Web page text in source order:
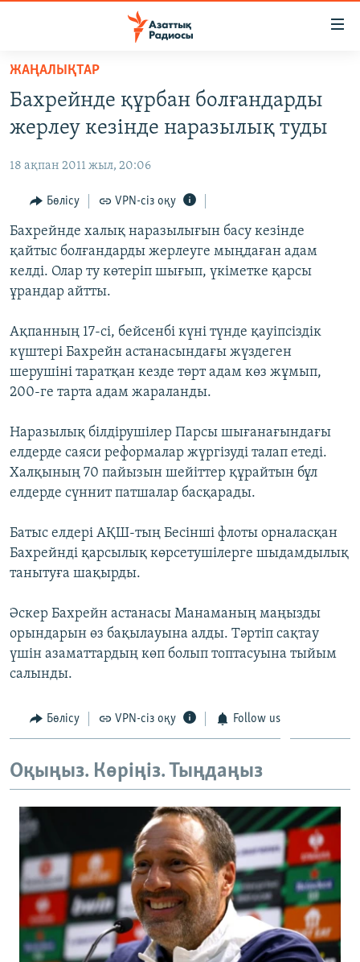
Skip
main
content
to
Navigation
Skip
to
Search
САЯСАТ
AZATTYQTV
ҚАҢТАР ОҚИҒАСЫ
АДАМ ҚҰҚЫҚТАРЫ
ӘЛЕУМЕТ
ӘЛЕМ
АРНАЙЫ ЖОБАЛАР
Русский
ЖАЗЫЛЫҢЫЗ
Басқа тілдерде
ЖАҢАЛЫҚТАР
Бахрейнде құрбан болғандарды
жерлеу кезінде наразылық туды
18 ақпан 2011 жыл, 20:06
Бөлісу VPN-сіз оқу
Бахрейнде халық наразылығын басу кезінде
қайтыс болғандарды жерлеуге мыңдаған адам
келді. Олар ту көтеріп шығып, үкіметке қарсы
ұрандар айтты.
Ақпанның 17-сі, бейсенбі күні түнде қауіпсіздік
күштері Бахрейн астанасындағы жүздеген
шерушіні таратқан кезде төрт адам көз жұмып,
200-ге тарта адам жараланды.
Наразылық білдірушілер Парсы шығанағындағы
елдерде саяси реформалар жүргізуді талап етеді.
Халқының 70 пайызын шейіттер құрайтын бұл
елдерде сүннит патшалар басқарады.
Батыс елдері АҚШ-тың Бесінші флоты орналасқан
Бахрейнді қарсылық көрсетушілерге шыдамдылық
танытуға шақырды.
Әскер Бахрейн астанасы Манаманың маңызды
орындарын өз бақылауына алды. Тәртіп сақтау
үшін азаматтардың көп болып топтасуына тыйым
салынды.
Бөлісу VPN-сіз оқу Follow us
Оқыңыз. Көріңіз. Тыңдаңыз